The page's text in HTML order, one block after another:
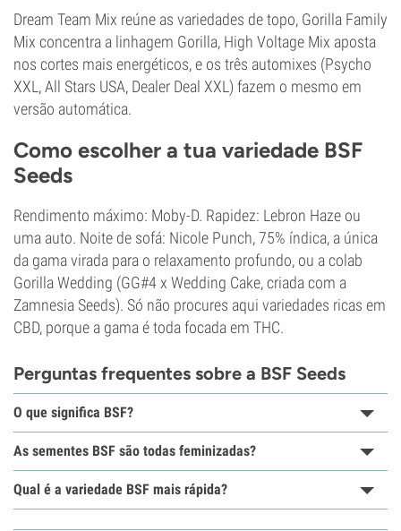
Dream Team Mix reúne as variedades de topo, Gorilla Family
Mix concentra a linhagem Gorilla, High Voltage Mix aposta
nos cortes mais energéticos, e os três automixes (Psycho
XXL, All Stars USA, Dealer Deal XXL) fazem o mesmo em
versão automática.
Como escolher a tua variedade BSF
Seeds
Rendimento máximo: Moby-D. Rapidez: Lebron Haze ou
uma auto. Noite de sofá: Nicole Punch, 75% índica, a única
da gama virada para o relaxamento profundo, ou a colab
Gorilla Wedding (GG#4 x Wedding Cake, criada com a
Zamnesia Seeds). Só não procures aqui variedades ricas em
CBD, porque a gama é toda focada em THC.
Perguntas frequentes sobre a BSF Seeds
O que significa BSF?
As sementes BSF são todas feminizadas?
Qual é a variedade BSF mais rápida?